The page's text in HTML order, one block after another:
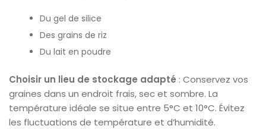
Du gel de silice
Des grains de riz
Du lait en poudre
Choisir un lieu de stockage adapté : Conservez vos
graines dans un endroit frais, sec et sombre. La
température idéale se situe entre 5°C et 10°C. Évitez
les fluctuations de température et d’humidité.